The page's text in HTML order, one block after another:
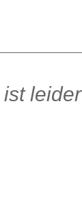
leider